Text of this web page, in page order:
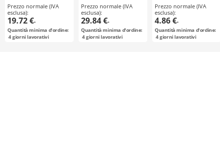
Prezzo normale (IVA
esclusa):
19.72 €-
Quantità minima d'ordine:
4giorni lavorativi
Nuovo modello
Prezzo normale (IVA
esclusa):
29.84 €-
Quantità minima d'ordine:
4giorni lavorativi
Prezzo normale (IVA
esclusa):
4.86 €-
Quantità minima d'ordine:
4giorni lavorativi